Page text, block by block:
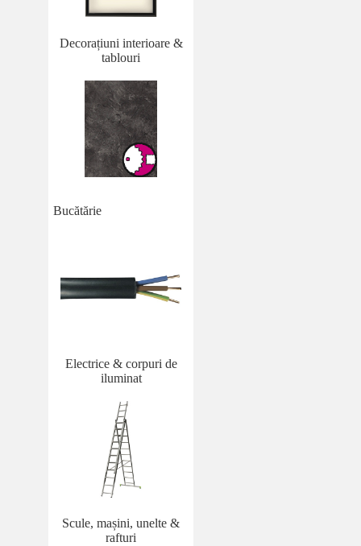
Decorațiuni interioare &
tablouri
Bucătărie
Electrice & corpuri de
iluminat
Scule, mașini, unelte &
rafturi